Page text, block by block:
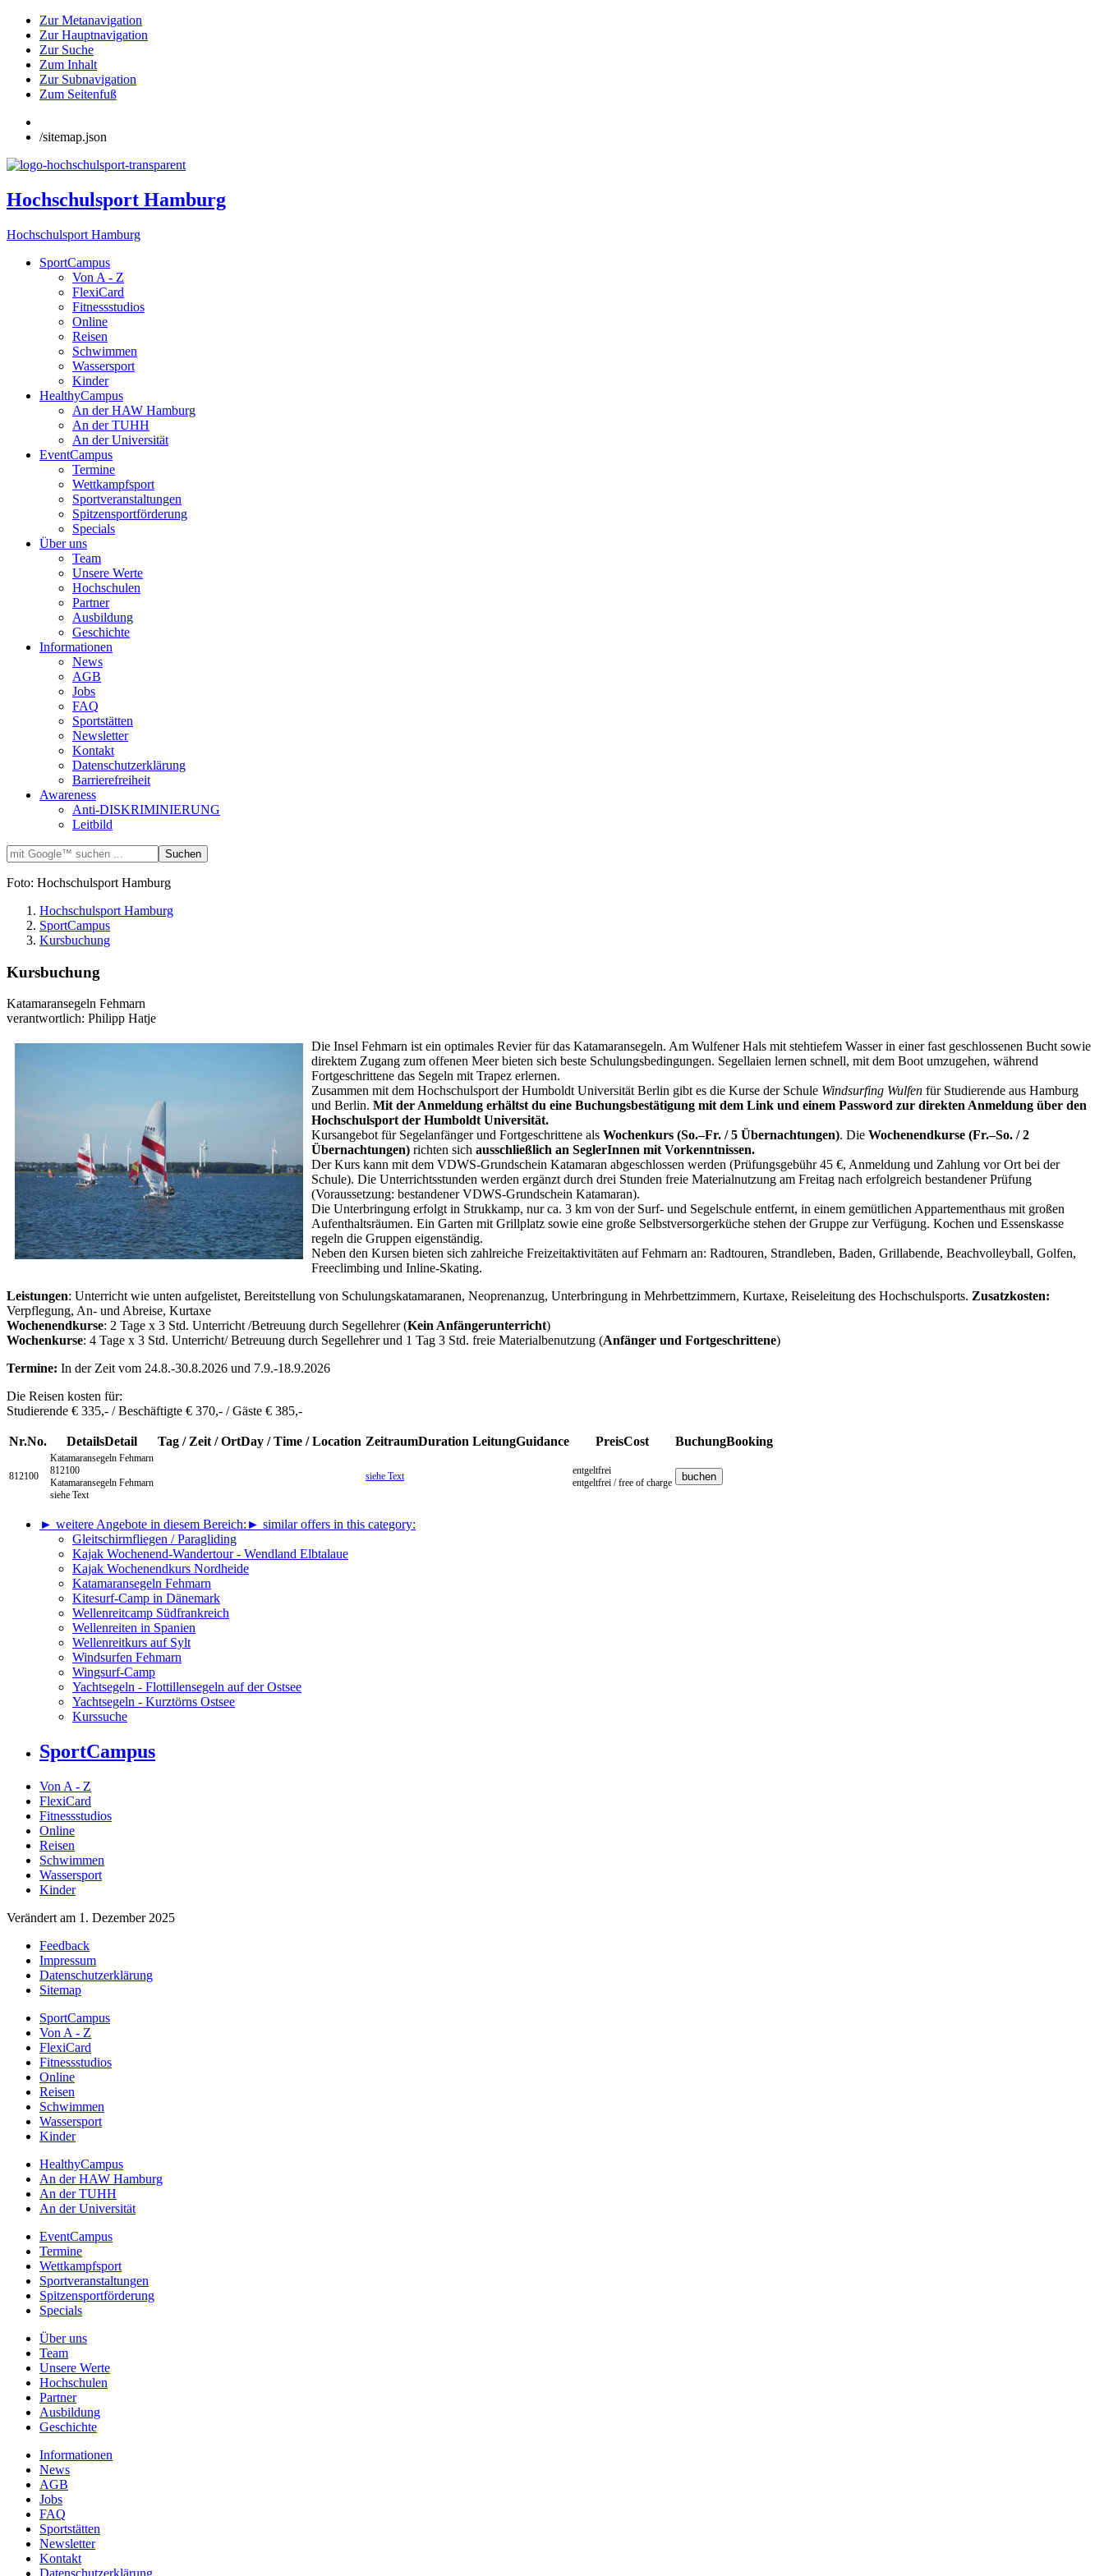
Zur Metanavigation
Zur Hauptnavigation
Zur Suche
Zum Inhalt
Zur Subnavigation
Zum Seitenfuß
/sitemap.json
Hochschulsport Hamburg
Hochschulsport Hamburg
SportCampus
Von A - Z
FlexiCard
Fitnessstudios
Online
Reisen
Schwimmen
Wassersport
Kinder
HealthyCampus
An der HAW Hamburg
An der TUHH
An der Universität
EventCampus
Termine
Wettkampfsport
Sportveranstaltungen
Spitzensportförderung
Specials
Über uns
Team
Unsere Werte
Hochschulen
Partner
Ausbildung
Geschichte
Informationen
News
AGB
Jobs
FAQ
Sportstätten
Newsletter
Kontakt
Datenschutzerklärung
Barrierefreiheit
Awareness
Anti-DISKRIMINIERUNG
Leitbild
Foto: Hochschulsport Hamburg
Hochschulsport Hamburg
SportCampus
Kursbuchung
Kursbuchung
Katamaransegeln Fehmarn
verantwortlich: Philipp Hatje
Die Insel Fehmarn ist ein optimales Revier für das Katamaransegeln. Am Wulfener Hals mit stehtiefem Wasser in einer fast geschlossenen Bucht sowie
direktem Zugang zum offenen Meer bieten sich beste Schulungsbedingungen. Segellaien lernen schnell, mit dem Boot umzugehen, während
Fortgeschrittene das Segeln mit Trapez erlernen.
Zusammen mit dem Hochschulsport der Humboldt Universität Berlin gibt es die Kurse der Schule Windsurfing Wulfen für Studierende aus Hamburg
und Berlin. Mit der Anmeldung erhältst du eine Buchungsbestätigung mit dem Link und einem Password zur direkten Anmeldung über den
Hochschulsport der Humboldt Universität.
Kursangebot für Segelanfänger und Fortgeschrittene als Wochenkurs (So.–Fr. / 5 Übernachtungen). Die Wochenendkurse (Fr.–So. / 2
Übernachtungen) richten sich ausschließlich an SeglerInnen mit Vorkenntnissen.
Der Kurs kann mit dem VDWS-Grundschein Katamaran abgeschlossen werden (Prüfungsgebühr 45 €, Anmeldung und Zahlung vor Ort bei der
Schule). Die Unterrichtsstunden werden ergänzt durch drei Stunden freie Materialnutzung am Freitag nach erfolgreich bestandener Prüfung
(Voraussetzung: bestandener VDWS-Grundschein Katamaran).
Die Unterbringung erfolgt in Strukkamp, nur ca. 3 km von der Surf- und Segelschule entfernt, in einem gemütlichen Appartementhaus mit großen
Aufenthaltsräumen. Ein Garten mit Grillplatz sowie eine große Selbstversorgerküche stehen der Gruppe zur Verfügung. Kochen und Essenskasse
regeln die Gruppen eigenständig.
Neben den Kursen bieten sich zahlreiche Freizeitaktivitäten auf Fehmarn an: Radtouren, Strandleben, Baden, Grillabende, Beachvolleyball, Golfen,
Freeclimbing und Inline-Skating.
Leistungen: Unterricht wie unten aufgelistet, Bereitstellung von Schulungskatamaranen, Neoprenanzug, Unterbringung in Mehrbettzimmern, Kurtaxe, Reiseleitung des Hochschulsports. Zusatzkosten:
Verpflegung, An- und Abreise, Kurtaxe
Wochenendkurse: 2 Tage x 3 Std. Unterricht /Betreuung durch Segellehrer (Kein Anfängerunterricht)
Wochenkurse: 4 Tage x 3 Std. Unterricht/ Betreuung durch Segellehrer und 1 Tag 3 Std. freie Materialbenutzung (Anfänger und Fortgeschrittene)
Termine: In der Zeit vom 24.8.-30.8.2026 und 7.9.-18.9.2026
Die Reisen kosten für:
Studierende € 335,- / Beschäftigte € 370,- / Gäste € 385,-
Nr.No. DetailsDetail Tag / Zeit / OrtDay / Time / Location ZeitraumDuration LeitungGuidance PreisCost BuchungBooking
812100
Katamaransegeln Fehmarn
812100
Katamaransegeln Fehmarn
siehe Text
siehe Text
entgeltfrei
entgeltfrei / free of charge
► weitere Angebote in diesem Bereich: ► similar offers in this category:
Gleitschirmfliegen / Paragliding
Kajak Wochenend-Wandertour - Wendland Elbtalaue
Kajak Wochenendkurs Nordheide
Katamaransegeln Fehmarn
Kitesurf-Camp in Dänemark
Wellenreitcamp Südfrankreich
Wellenreiten in Spanien
Wellenreitkurs auf Sylt
Windsurfen Fehmarn
Wingsurf-Camp
Yachtsegeln - Flottillensegeln auf der Ostsee
Yachtsegeln - Kurztörns Ostsee
Kurssuche
SportCampus
Von A - Z
FlexiCard
Fitnessstudios
Online
Reisen
Schwimmen
Wassersport
Kinder
Verändert am 1. Dezember 2025
Feedback
Impressum
Datenschutzerklärung
Sitemap
SportCampus
Von A - Z
FlexiCard
Fitnessstudios
Online
Reisen
Schwimmen
Wassersport
Kinder
HealthyCampus
An der HAW Hamburg
An der TUHH
An der Universität
EventCampus
Termine
Wettkampfsport
Sportveranstaltungen
Spitzensportförderung
Specials
Über uns
Team
Unsere Werte
Hochschulen
Partner
Ausbildung
Geschichte
Informationen
News
AGB
Jobs
FAQ
Sportstätten
Newsletter
Kontakt
Datenschutzerklärung